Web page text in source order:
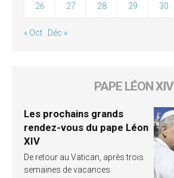
26 27 28 29 30
« Oct Déc »
PAPE LÉON XIV
Les prochains grands
rendez-vous du pape Léon
XIV
De retour au Vatican, après trois
semaines de vacances